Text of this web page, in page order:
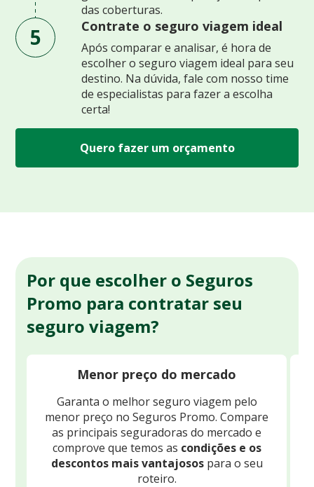
das coberturas.
5 Contrate o seguro viagem ideal
Após comparar e analisar, é hora de
escolher o seguro viagem ideal para seu
destino. Na dúvida, fale com nosso time
de especialistas para fazer a escolha
certa!
Quero fazer um orçamento
Por que escolher o Seguros
Promo para contratar seu
seguro viagem?
Menor preço do mercado
Garanta o melhor seguro viagem pelo
menor preço no Seguros Promo. Compare
as principais seguradoras do mercado e
comprove que temos as condições e os
descontos mais vantajosospara o seu
roteiro.